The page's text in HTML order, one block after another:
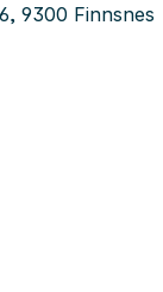
9300 Finnsnes